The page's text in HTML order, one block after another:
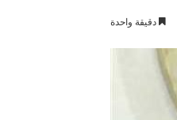
دقيقة واحدة